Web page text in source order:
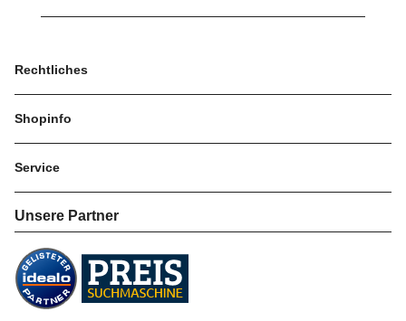
Rechtliches
Shopinfo
Service
Unsere Partner